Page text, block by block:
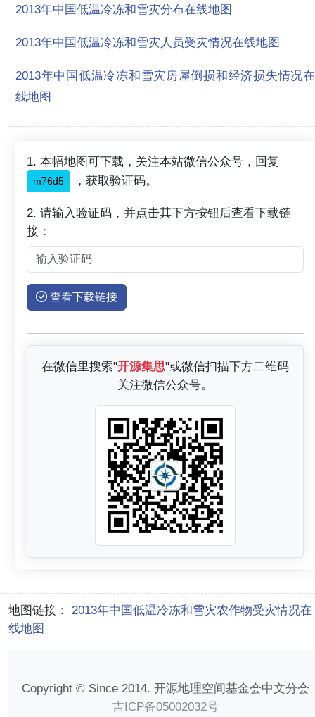
2013年中国低温冷冻和雪灾分布在线地图
2013年中国低温冷冻和雪灾人员受灾情况在线地图
2013年中国低温冷冻和雪灾房屋倒损和经济损失情况在
线地图
1. 本幅地图可下载，关注本站微信公众号，回复
m76d5 ，获取验证码。
2. 请输入验证码，并点击其下方按钮后查看下载链
接：
查看下载链接
在微信里搜索"开源集思"或微信扫描下方二维码
关注微信公众号。
地图链接： 2013年中国低温冷冻和雪灾农作物受灾情况在
线地图
Copyright © Since 2014. 开源地理空间基金会中文分会
吉ICP备05002032号